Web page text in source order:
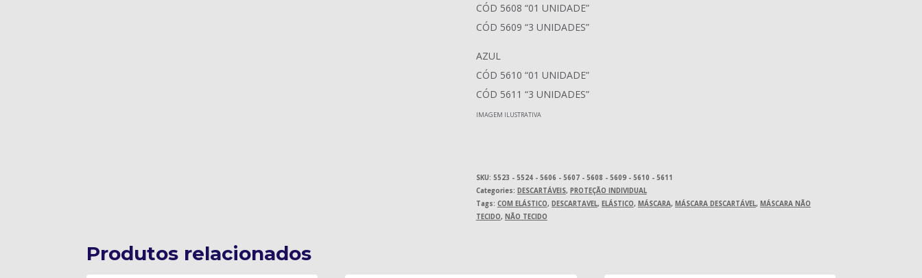
CÓD 5608 “01 UNIDADE”
CÓD 5609 “3 UNIDADES”
AZUL
CÓD 5610 “01 UNIDADE”
CÓD 5611 “3 UNIDADES”
IMAGEM ILUSTRATIVA
SKU: 5523 - 5524 - 5606 - 5607 - 5608 - 5609 - 5610 - 5611
Categories: DESCARTÁVEIS, PROTEÇÃO INDIVIDUAL
Tags: COM ELÁSTICO, DESCARTAVEL, ELÁSTICO, MÁSCARA, MÁSCARA DESCARTÁVEL, MÁSCARA NÃO
TECIDO, NÃO TECIDO
Produtos relacionados